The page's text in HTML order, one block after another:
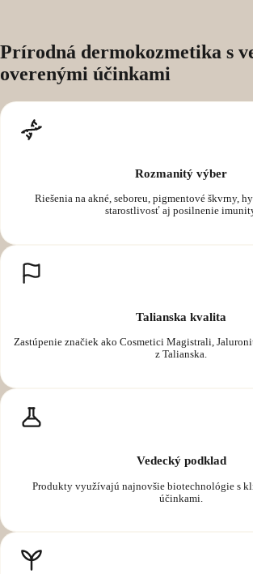
Prírodná dermokozmetika s
overenými účinkami
Rozmanitý výber
Riešenia na akné, seboreu, pigmentové škvrny,
starostlivosť aj posilnenie
Talianska kvalita
Zastúpenie značiek ako Cosmetici Magistrali,
z Talianska.
Vedecký podklad
Produkty využívajú najnovšie biotechnológie s
účinkami.